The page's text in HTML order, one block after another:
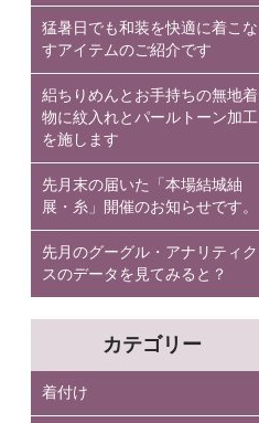
猛暑日でも和装を快適に着こな
すアイテムのご紹介です
絽ちりめんとお手持ちの無地着
物に紋入れとパールトーン加工
を施します
先月末の届いた「本場結城紬
展・糸」開催のお知らせです。
先月のグーグル・アナリティク
スのデータを見てみると？
カテゴリー
着付け